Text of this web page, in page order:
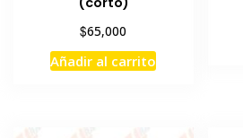
$65,000
Añadir al carrito